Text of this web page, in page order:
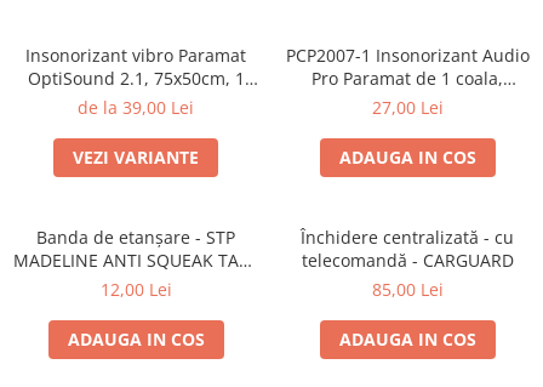
Insonorizant vibro Paramat
OptiSound 2.1, 75x50cm, 1
coala
de la 39,00 Lei
VEZI VARIANTE
PCP2007-1 Insonorizant Audio
Pro Paramat de 1 coala,
spuma de 6mm grosime,
27,00 Lei
ADAUGA IN COS
Banda de etanșare - STP
MADELINE ANTI SQUEAK TAPE
- 15 x 2000mm
12,00 Lei
ADAUGA IN COS
Închidere centralizată - cu
telecomandă - CARGUARD
85,00 Lei
ADAUGA IN COS